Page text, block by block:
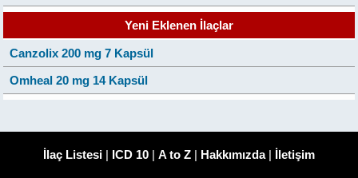
Yeni Eklenen İlaçlar
Canzolix 200 mg 7 Kapsül
Omheal 20 mg 14 Kapsül
İlaç Listesi | ICD 10 | A to Z | Hakkımızda| İletişim